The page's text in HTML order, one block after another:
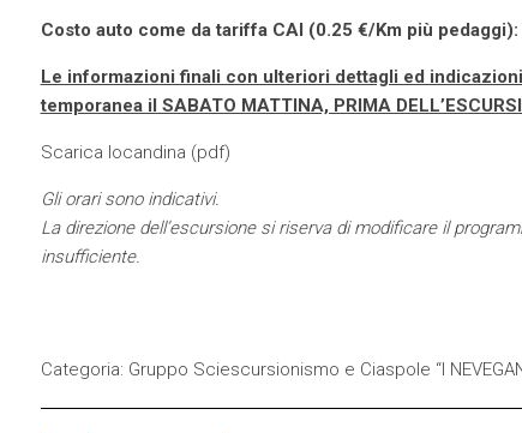
Costo auto come da tariffa CAI (0.25 €/Km più
Le informazioni finali con ulteriori dettagli ed
temporanea il SABATO MATTINA, PRIMA
Scarica locandina (pdf)
Gli orari sono indicativi.
La direzione dell’escursione si riserva di modificare il
insufficiente.
Categoria: Gruppo Sciescursionismo e Ciaspole “I